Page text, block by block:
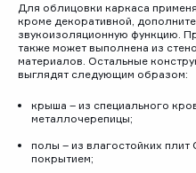
Для облицовки каркаса
кроме декоративной,
звукоизоляционную функцию.
также может выполнена из
материалов. Остальные
выглядят следующим образом:
крыша – из специального
металлочерепицы;
полы – из влагостойких
покрытием;